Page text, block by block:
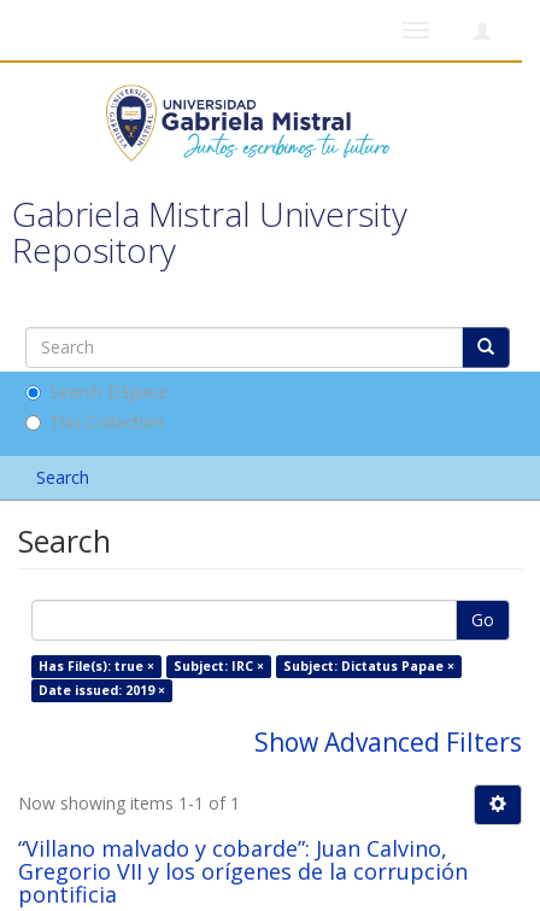
Gabriela Mistral University
Repository
Search DSpace
This Collection
Search
Search
Go
Has File(s): true × Subject: IRC ×
Subject: Dictatus Papae ×
Date issued: 2019 ×
Show Advanced Filters
Now showing items 1-1 of 1
“Villano malvado y cobarde”: Juan Calvino,
Gregorio VII y los orígenes de la corrupción
pontificia